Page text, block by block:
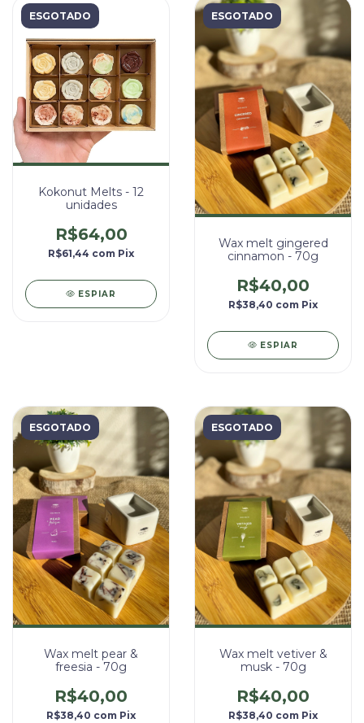
ESGOTADO
Kokonut Melts - 12
unidades
R$64,00
R$61,44 com Pix
ESPIAR
ESGOTADO
Wax melt gingered
cinnamon - 70g
R$40,00
R$38,40 com Pix
ESPIAR
ESGOTADO
Wax melt pear &
freesia - 70g
R$40,00
R$38,40 com Pix
ESGOTADO
Wax melt vetiver &
musk - 70g
R$40,00
R$38,40 com Pix